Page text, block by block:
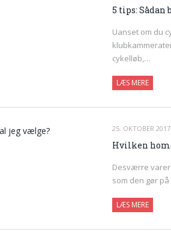
5 tips:
Uanset om du
cykelløb,…
LÆS MERE
25. OKTOBER 2017
Hvilken
Desværre varer
som den gør
LÆS MERE